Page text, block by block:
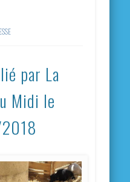
par La
Midi le